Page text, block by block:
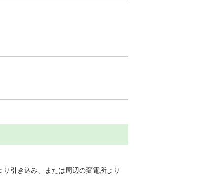
引き込み、または周辺の変電所より